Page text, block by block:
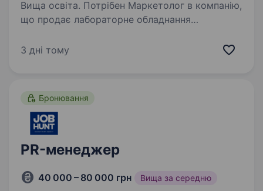
Вища освіта. Потрібен Маркетолог в компанію,
що продає лабораторне обладнання
В2G та В2В — медичні лабораторії бюджетні /
3 дні тому
Бронювання
PR-менеджер
40 000 – 80 000 грн Вища за середню